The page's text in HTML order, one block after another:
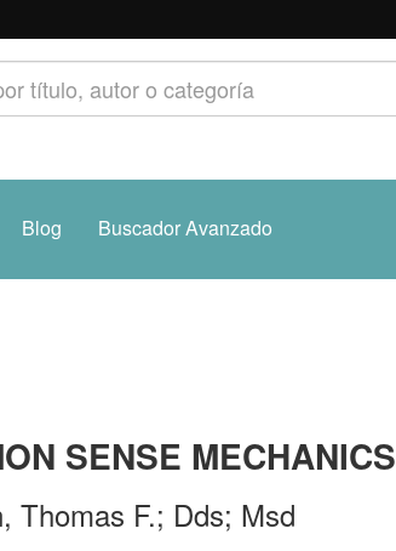
Blog Buscador Avanzado
SENSE MECHANICS
Thomas F.; Dds; Msd